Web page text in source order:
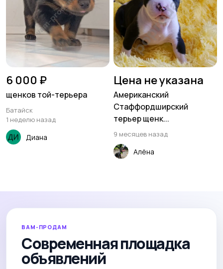
6 000 ₽
щенков той-терьера
Батайск
1 неделю назад
Диана
Цена не указана
Американский
Стаффордширский
терьер щенк...
9 месяцев назад
Алëна
ВАМ-ПРОДАМ
Современная площадка
объявлений